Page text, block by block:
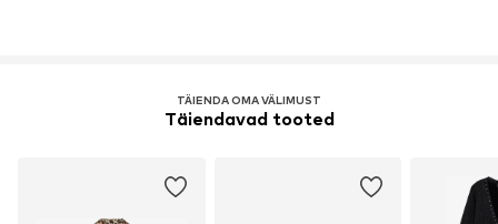
TÄIENDA OMA VÄLIMUST
Täiendavad tooted